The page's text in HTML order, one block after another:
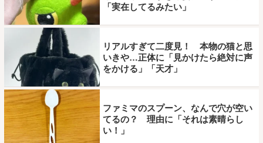
「実在してるみたい」
リアルすぎて二度見！ 本物の猫と思
いきや…正体に「見かけたら絶対に声
をかける」「天才」
ファミマのスプーン、なんで穴が空い
てるの？ 理由に「それは素晴らし
い！」